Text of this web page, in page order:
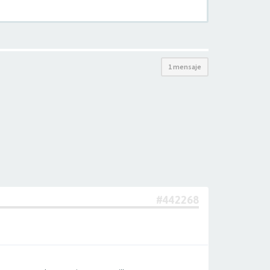
1 mensaje
#442268